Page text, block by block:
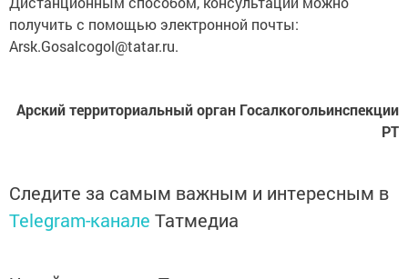
получить с помощью электронной почты:
Arsk.Gosalcogol@tatar.ru.
РТ
Telegram-каналеТатмедиа
Читайте новости Татарстана в